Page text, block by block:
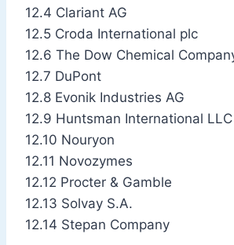
12.4 Clariant AG
12.5 Croda International plc
12.6 The Dow Chemical
12.7 DuPont
12.8 Evonik Industries AG
12.9 Huntsman International LLC
12.10 Nouryon
12.11 Novozymes
12.12 Procter & Gamble
12.13 Solvay S.A.
12.14 Stepan Company